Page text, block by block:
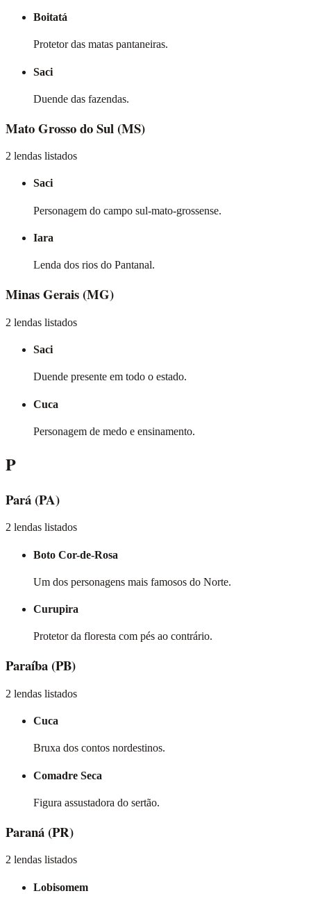
Boitatá
Protetor das matas pantaneiras.
Saci
Duende das fazendas.
Mato Grosso do Sul (MS)
2 lendas listados
Saci
Personagem do campo sul-mato-grossense.
Iara
Lenda dos rios do Pantanal.
Minas Gerais (MG)
2 lendas listados
Saci
Duende presente em todo o estado.
Cuca
Personagem de medo e ensinamento.
P
Pará (PA)
2 lendas listados
Boto Cor-de-Rosa
Um dos personagens mais famosos do Norte.
Curupira
Protetor da floresta com pés ao contrário.
Paraíba (PB)
2 lendas listados
Cuca
Bruxa dos contos nordestinos.
Comadre Seca
Figura assustadora do sertão.
Paraná (PR)
2 lendas listados
Lobisomem